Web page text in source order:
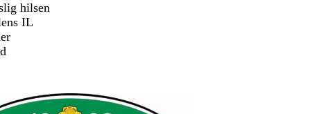
hilsen
IL